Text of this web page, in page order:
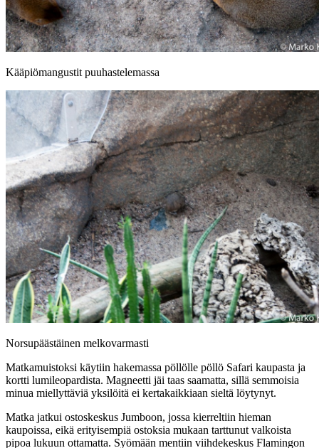
Kääpiömangustit puuhastelemassa
Norsupäästäinen melkovarmasti
Matkamuistoksi käytiin hakemassa pöllölle pöllö Safari kaupasta ja
kortti lumileopardista. Magneetti jäi taas saamatta, sillä semmoisia
minua miellyttäviä yksilöitä ei kertakaikkiaan sieltä löytynyt.
Matka jatkui ostoskeskus Jumboon, jossa kierreltiin hieman
kaupoissa, eikä erityisempiä ostoksia mukaan tarttunut valkoista
pipoa lukuun ottamatta. Syömään mentiin viihdekeskus Flamingon